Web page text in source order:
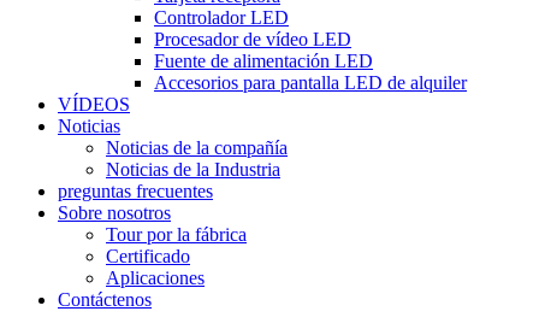
Controlador LED
Procesador de vídeo LED
Fuente de alimentación LED
Accesorios para pantalla LED de alquiler
VÍDEOS
Noticias
Noticias de la compañía
Noticias de la Industria
preguntas frecuentes
Sobre nosotros
Tour por la fábrica
Certificado
Aplicaciones
Contáctenos